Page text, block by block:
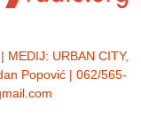
MEDIJ: URBAN CITY,
Popović | 062/565-